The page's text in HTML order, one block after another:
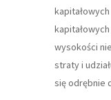
wysokości
straty i
się odrębnie